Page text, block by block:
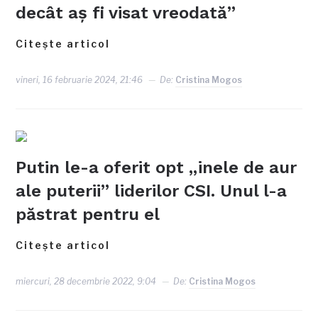
decât aș fi visat vreodată”
Citește articol
vineri, 16 februarie 2024, 21:46 De: Cristina Mogos
Putin le-a oferit opt „inele de aur
ale puterii” liderilor CSI. Unul l-a
păstrat pentru el
Citește articol
miercuri, 28 decembrie 2022, 9:04 De: Cristina Mogos